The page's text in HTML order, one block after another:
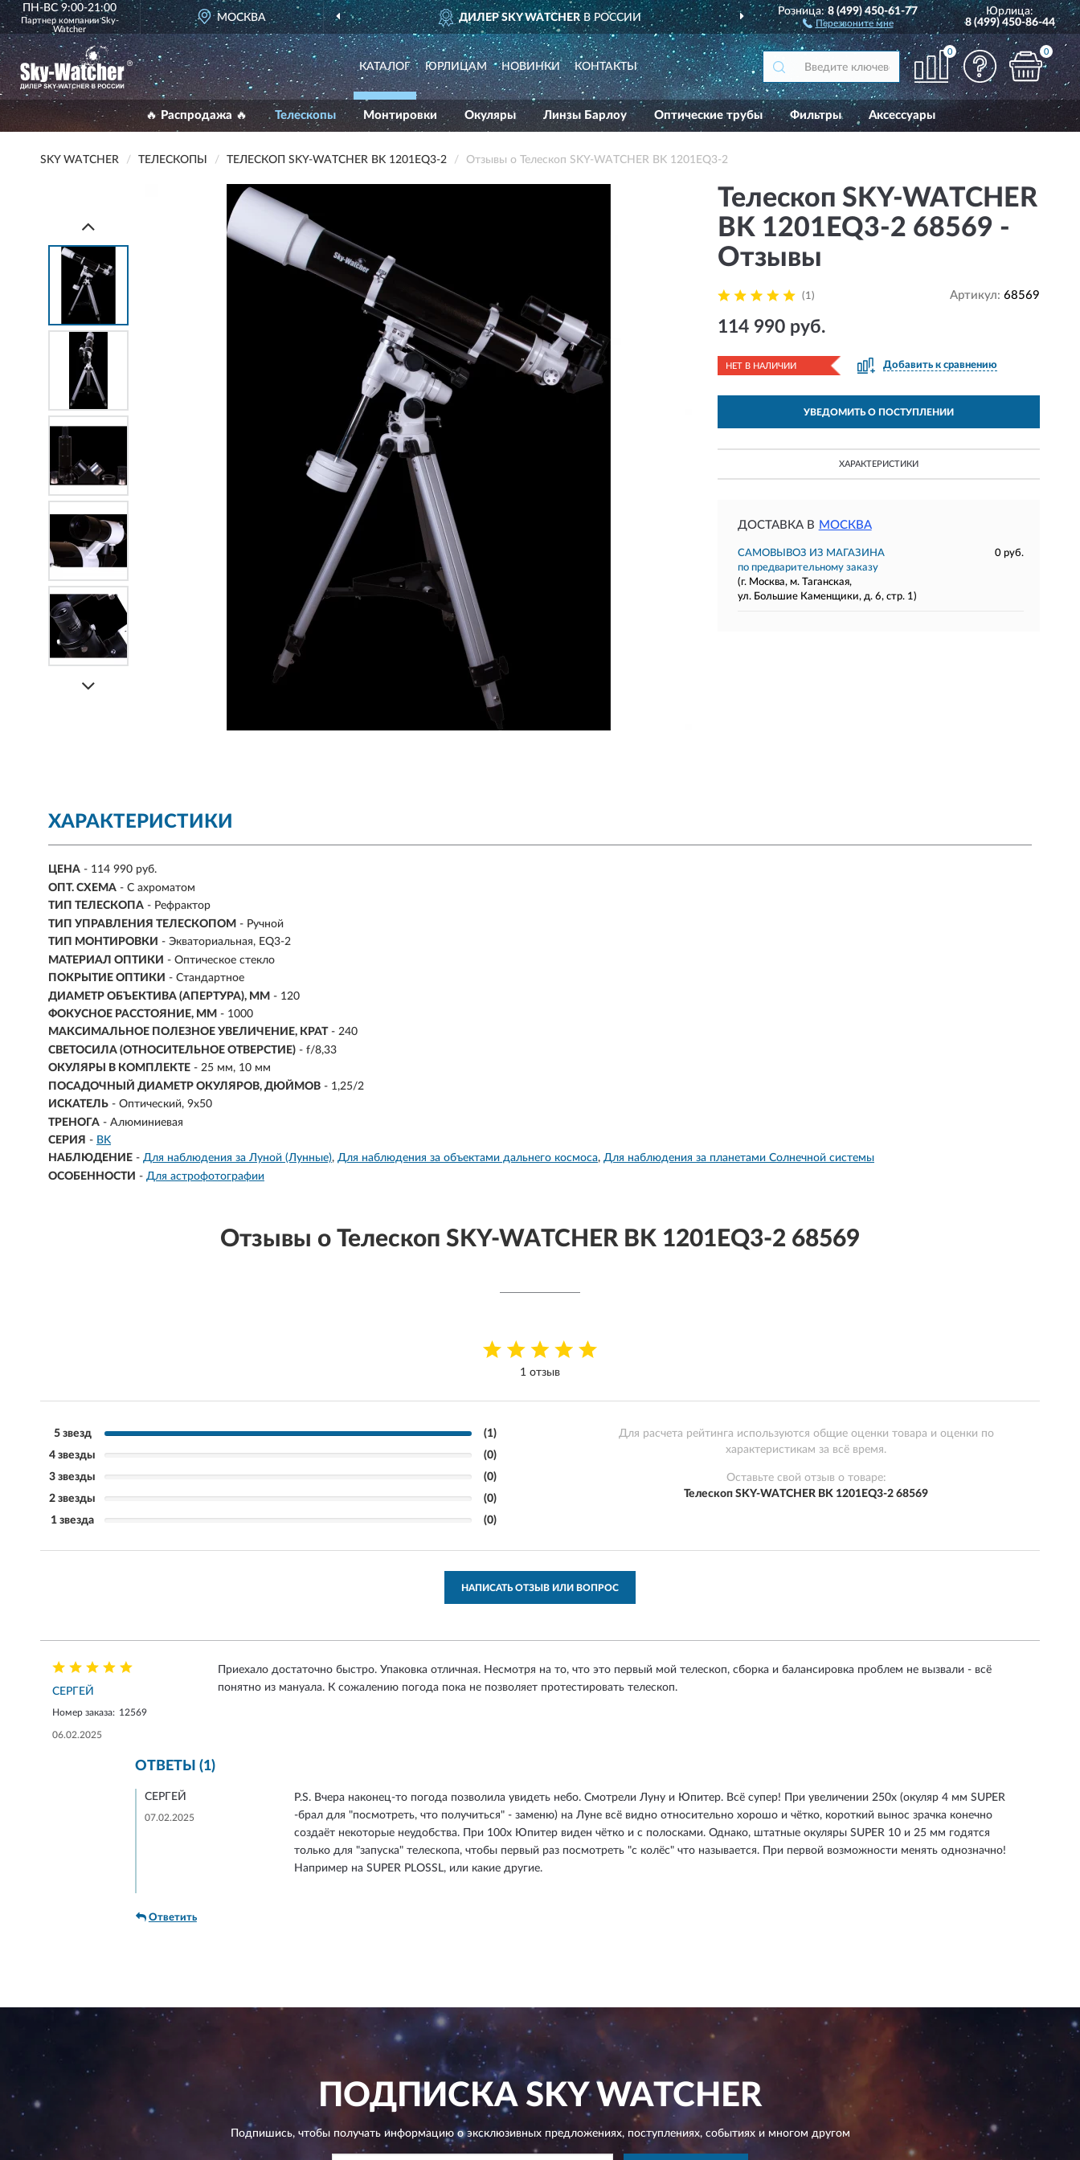
ПН-ВС 9:00-21:00
Партнер компанииSky-
Watcher
МОСКВА ДИЛЕР SKY WATCHERВ РОССИИ ДОСТАВИМ ПО ВСЕЙ РОССИИ
Розница:8 (499) 450-61-77
Перезвоните мне
Юрлица:
8 (499) 450-86-44
КАТАЛОГ ЮРЛИЦАМ НОВИНКИ КОНТАКТЫ
0 0
🔥 Распродажа 🔥 Телескопы Монтировки Окуляры Линзы Барлоу Оптические трубы Фильтры Аксессуары
SKY WATCHER ТЕЛЕСКОПЫ ТЕЛЕСКОП SKY-WATCHER BK 1201EQ3-2 Отзывы о Телескоп SKY-WATCHER BK 1201EQ3-2
Телескоп SKY-WATCHER
BK 1201EQ3-2 68569 -
Отзывы
(1) Артикул: 68569
114 990 руб.
НЕТ В НАЛИЧИИ Добавить к сравнению
УВЕДОМИТЬ О ПОСТУПЛЕНИИ
ХАРАКТЕРИСТИКИ
ДОСТАВКА В МОСКВА
САМОВЫВОЗ ИЗ МАГАЗИНА
0 руб.
по предварительному заказу
(г. Москва, м. Таганская,
ул. Большие Каменщики, д. 6, стр. 1)
ХАРАКТЕРИСТИКИ
ЦЕНА - 114 990 руб.
ОПТ. СХЕМА - С ахроматом
ТИП ТЕЛЕСКОПА - Рефрактор
ТИП УПРАВЛЕНИЯ ТЕЛЕСКОПОМ - Ручной
ТИП МОНТИРОВКИ - Экваториальная, EQ3-2
МАТЕРИАЛ ОПТИКИ - Оптическое стекло
ПОКРЫТИЕ ОПТИКИ - Стандартное
ДИАМЕТР ОБЪЕКТИВА (АПЕРТУРА), ММ - 120
ФОКУСНОЕ РАССТОЯНИЕ, ММ - 1000
МАКСИМАЛЬНОЕ ПОЛЕЗНОЕ УВЕЛИЧЕНИЕ, КРАТ - 240
СВЕТОСИЛА (ОТНОСИТЕЛЬНОЕ ОТВЕРСТИЕ) - f/8,33
ОКУЛЯРЫ В КОМПЛЕКТЕ - 25 мм, 10 мм
ПОСАДОЧНЫЙ ДИАМЕТР ОКУЛЯРОВ, ДЮЙМОВ - 1,25/2
ИСКАТЕЛЬ - Оптический, 9х50
ТРЕНОГА - Алюминиевая
СЕРИЯ - BK
НАБЛЮДЕНИЕ - Для наблюдения за Луной (Лунные) Для наблюдения за объектами дальнего космоса Для наблюдения за планетами Солнечной системы
ОСОБЕННОСТИ - Для астрофотографии
Отзывы о Телескоп SKY-WATCHER BK 1201EQ3-2 68569
1 отзыв
5 звезд
(1)
4 звезды
(0)
3 звезды
(0)
2 звезды
(0)
1 звезда
(0)
Для расчета рейтинга используются общие оценки товара и оценки по
характеристикам за всё время.
Оставьте свой отзыв о товаре:
Телескоп SKY-WATCHER BK 1201EQ3-2 68569
НАПИСАТЬ ОТЗЫВ ИЛИ ВОПРОС
СЕРГЕЙ
Номер заказа: 12569
06.02.2025
Приехало достаточно быстро. Упаковка отличная. Несмотря на то, что это первый мой телескоп, сборка и балансировка проблем не вызвали - всё
понятно из мануала. К сожалению погода пока не позволяет протестировать телескоп.
ОТВЕТЫ (1)
СЕРГЕЙ
07.02.2025
P.S. Вчера наконец-то погода позволила увидеть небо. Смотрели Луну и Юпитер. Всё супер! При увеличении 250х (окуляр 4 мм SUPER
-брал для "посмотреть, что получиться" - заменю) на Луне всё видно относительно хорошо и чётко, короткий вынос зрачка конечно
создаёт некоторые неудобства. При 100х Юпитер виден чётко и с полосками. Однако, штатные окуляры SUPER 10 и 25 мм годятся
только для "запуска" телескопа, чтобы первый раз посмотреть "с колёс" что называется. При первой возможности менять однозначно!
Например на SUPER PLOSSL, или какие другие.
Ответить
ПОДПИСКАSKY WATCHER
Подпишись, чтобы получать информацию о эксклюзивных предложениях,поступлениях, событиях и многом другом